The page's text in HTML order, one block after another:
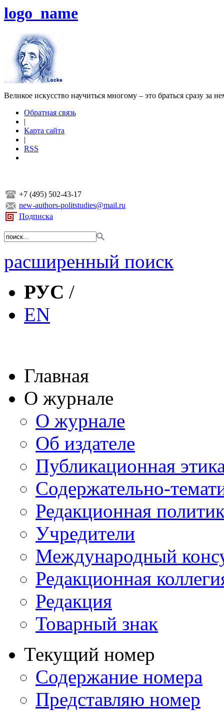
logo_name
Великое искусство научиться многому – это браться сразу за
Обратная связь
|
Карта сайта
|
RSS
+7 (495) 502-43-17
new-authors-politstudies@mail.ru
Подписка
расширенный поиск
РУС /
EN
Главная
О журнале
О журнале
Об издателе
Публикационная
Содержательно-
Редакционная
Учредители
Международный
Редакционная
Редакция
Товарный знак
Текущий номер
Содержание номера
Представляю номер